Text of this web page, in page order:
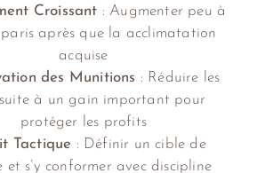
Croissant : Augmenter peu à
paris après que la acclimatation
acquise
des Munitions : Réduire les
à un gain important pour
protéger les profits
Tactique : Définir un cible de
et s’y conformer avec discipline